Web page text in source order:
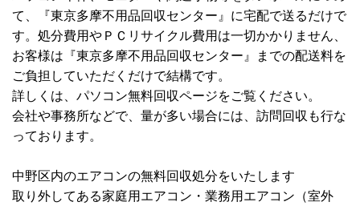
て、『東京多摩不用品回収センター』に宅配で送るだけで
す。処分費用やＰＣリサイクル費用は一切かかりません、
お客様は『東京多摩不用品回収センター』までの配送料を
ご負担していただくだけで結構です。
詳しくは、パソコン無料回収ページをご覧ください。
会社や事務所などで、量が多い場合には、訪問回収も行な
っております。
中野区内のエアコンの無料回収処分をいたします
取り外してある家庭用エアコン・業務用エアコン（室外